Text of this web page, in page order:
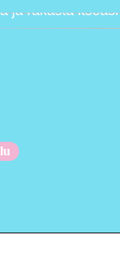
ja rakasta itseäsi